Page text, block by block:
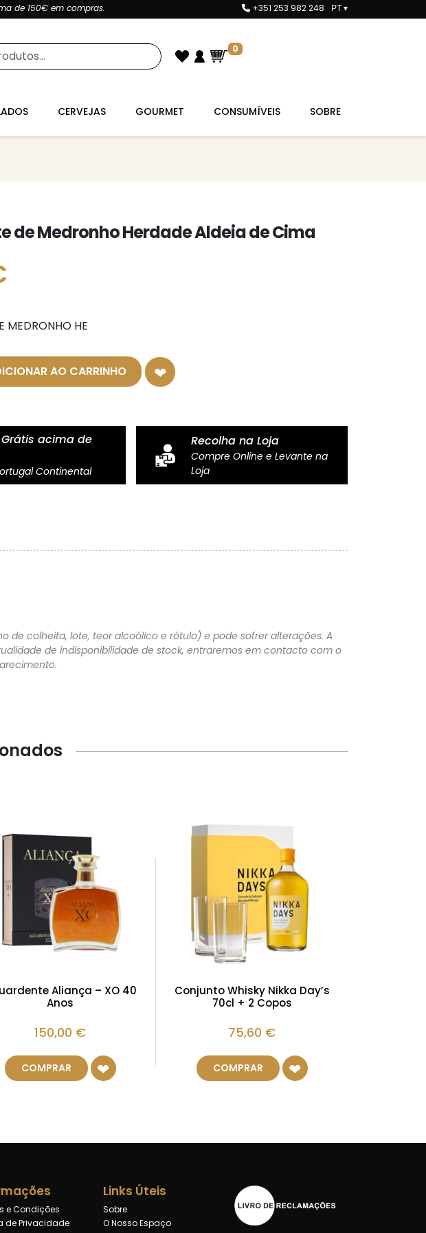
de 150€ em compras. +351 253 982 248 PT ▾
0
CERVEJAS GOURMET CONSUMÍVEIS SOBRE
de Medronho Herdade Aldeia de Cima
MEDRONHO HE
AO CARRINHO
Grátis acima de
Continental
Recolha na Loja
Compre Online e Levante na
Loja
de colheita, lote, teor alcoólico e rótulo) e pode sofrer alterações. A
de indisponibilidade de stock, entraremos em contacto com o
Aliança – XO 40
Anos
150,00 €
COMPRAR
Conjunto Whisky Nikka Day’s
70cl + 2 Copos
75,60 €
COMPRAR
e Condições
de Privacidade
Links Úteis
Sobre
O Nosso Espaço